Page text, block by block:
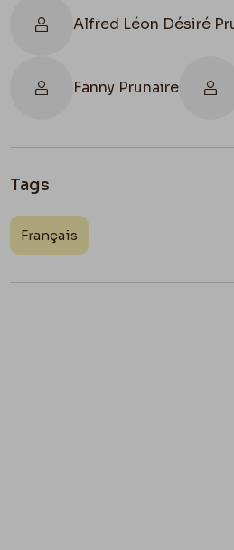
Alfred Léon Désiré
Fanny Prunaire
Tags
Français